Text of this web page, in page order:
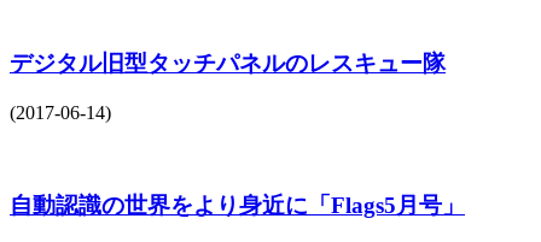
デジタル旧型タッチパネルのレスキュー隊
(2017-06-14)
自動認識の世界をより身近に「Flags5月号」